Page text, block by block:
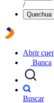
/
Quechua
Abrir
Banca
Buscar